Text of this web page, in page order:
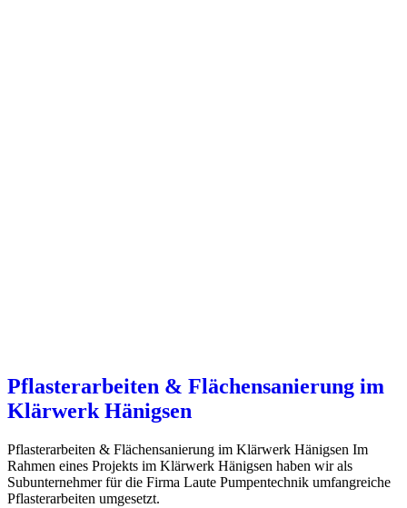
Pflasterarbeiten & Flächensanierung im
Klärwerk Hänigsen
Pflasterarbeiten & Flächensanierung im Klärwerk Hänigsen Im
Rahmen eines Projekts im Klärwerk Hänigsen haben wir als
Subunternehmer für die Firma Laute Pumpentechnik umfangreiche
Pflasterarbeiten umgesetzt.